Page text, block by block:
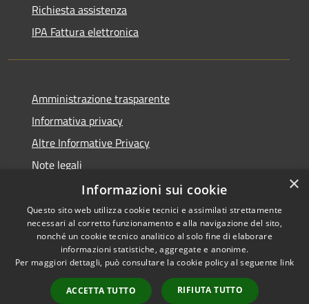
Richiesta assistenza
IPA Fattura elettronica
Amministrazione trasparente
Informativa privacy
Altre Informative Privacy
Note legali
Dichiarazione di accessibilità
RSS
Accessibilità
Copyright © 2026 • Comune di
Municipium•
Accesso
×
Informazioni sui cookie
Questo sito web utilizza cookie tecnici e assimilati strettamente
necessari al corretto funzionamento e alla navigazione del sito,
nonché un cookie tecnico analitico al solo fine di elaborare
informazioni statistiche, aggregate e anonime.
Per maggiori dettagli, può consultare la cookie policy al seguente link
ACCETTA TUTTO RIFIUTA TUTTO